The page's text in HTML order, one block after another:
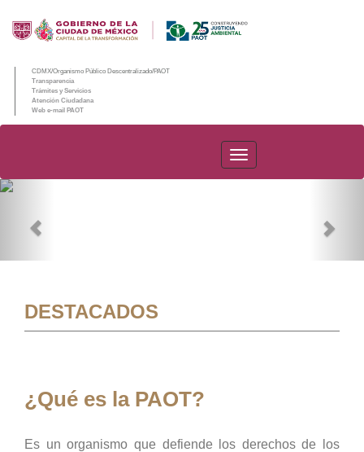
CDMX/Organismo Público Descentralizado/PAOT
Transparencia
Trámites y Servicios
Atención Ciudadana
Web e-mail PAOT
PAOT
DESTACADOS
¿Qué es la PAOT?
Es un organismo que defiende los derechos de los